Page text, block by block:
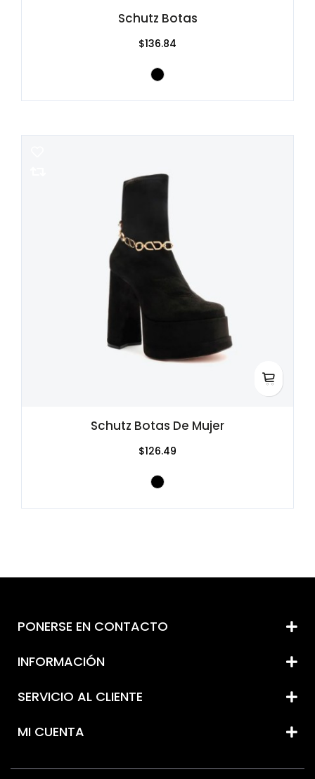
Schutz Botas
$136.84
Schutz Botas De Mujer
$126.49
PONERSE EN CONTACTO
INFORMACIÓN
SERVICIO AL CLIENTE
MI CUENTA